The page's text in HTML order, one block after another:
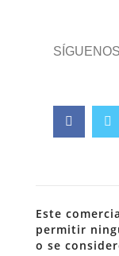
SÍGUENOS
Este
permitir
o se